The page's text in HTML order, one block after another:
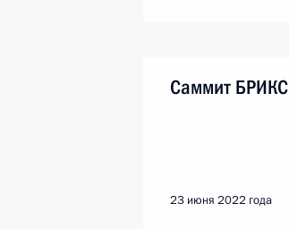
Саммит БРИКС
23 июня 2022 года